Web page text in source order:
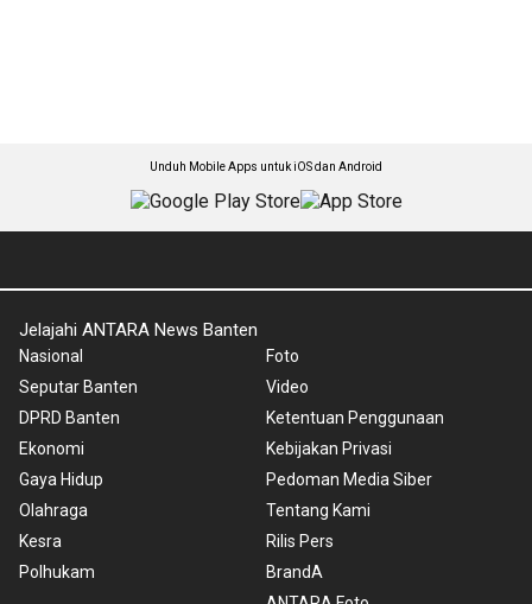
Unduh Mobile Apps untuk iOS dan Android
Jelajahi ANTARA News Banten
Nasional
Seputar Banten
DPRD Banten
Ekonomi
Gaya Hidup
Olahraga
Kesra
Polhukam
Foto
Video
Ketentuan Penggunaan
Kebijakan Privasi
Pedoman Media Siber
Tentang Kami
Rilis Pers
BrandA